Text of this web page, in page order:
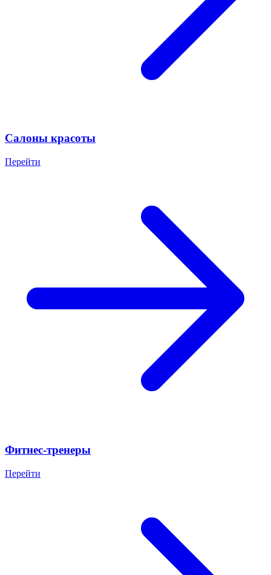
Салоны красоты
Перейти
Фитнес-тренеры
Перейти